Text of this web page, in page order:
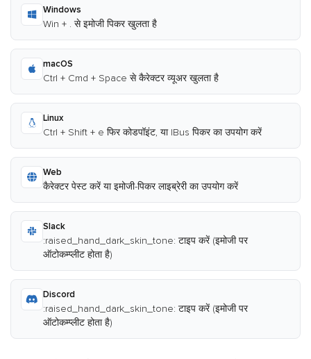
Windows
Win + . से इमोजी पिकर खुलता है
macOS
Ctrl + Cmd + Space से कैरेक्टर व्यूअर खुलता है
Linux
Ctrl + Shift + e फिर कोडपॉइंट, या IBus पिकर का उपयोग करें
Web
कैरेक्टर पेस्ट करें या इमोजी-पिकर लाइब्रेरी का उपयोग करें
Slack
:raised_hand_dark_skin_tone: टाइप करें (इमोजी पर
ऑटोकम्प्लीट होता है)
Discord
:raised_hand_dark_skin_tone: टाइप करें (इमोजी पर
ऑटोकम्प्लीट होता है)